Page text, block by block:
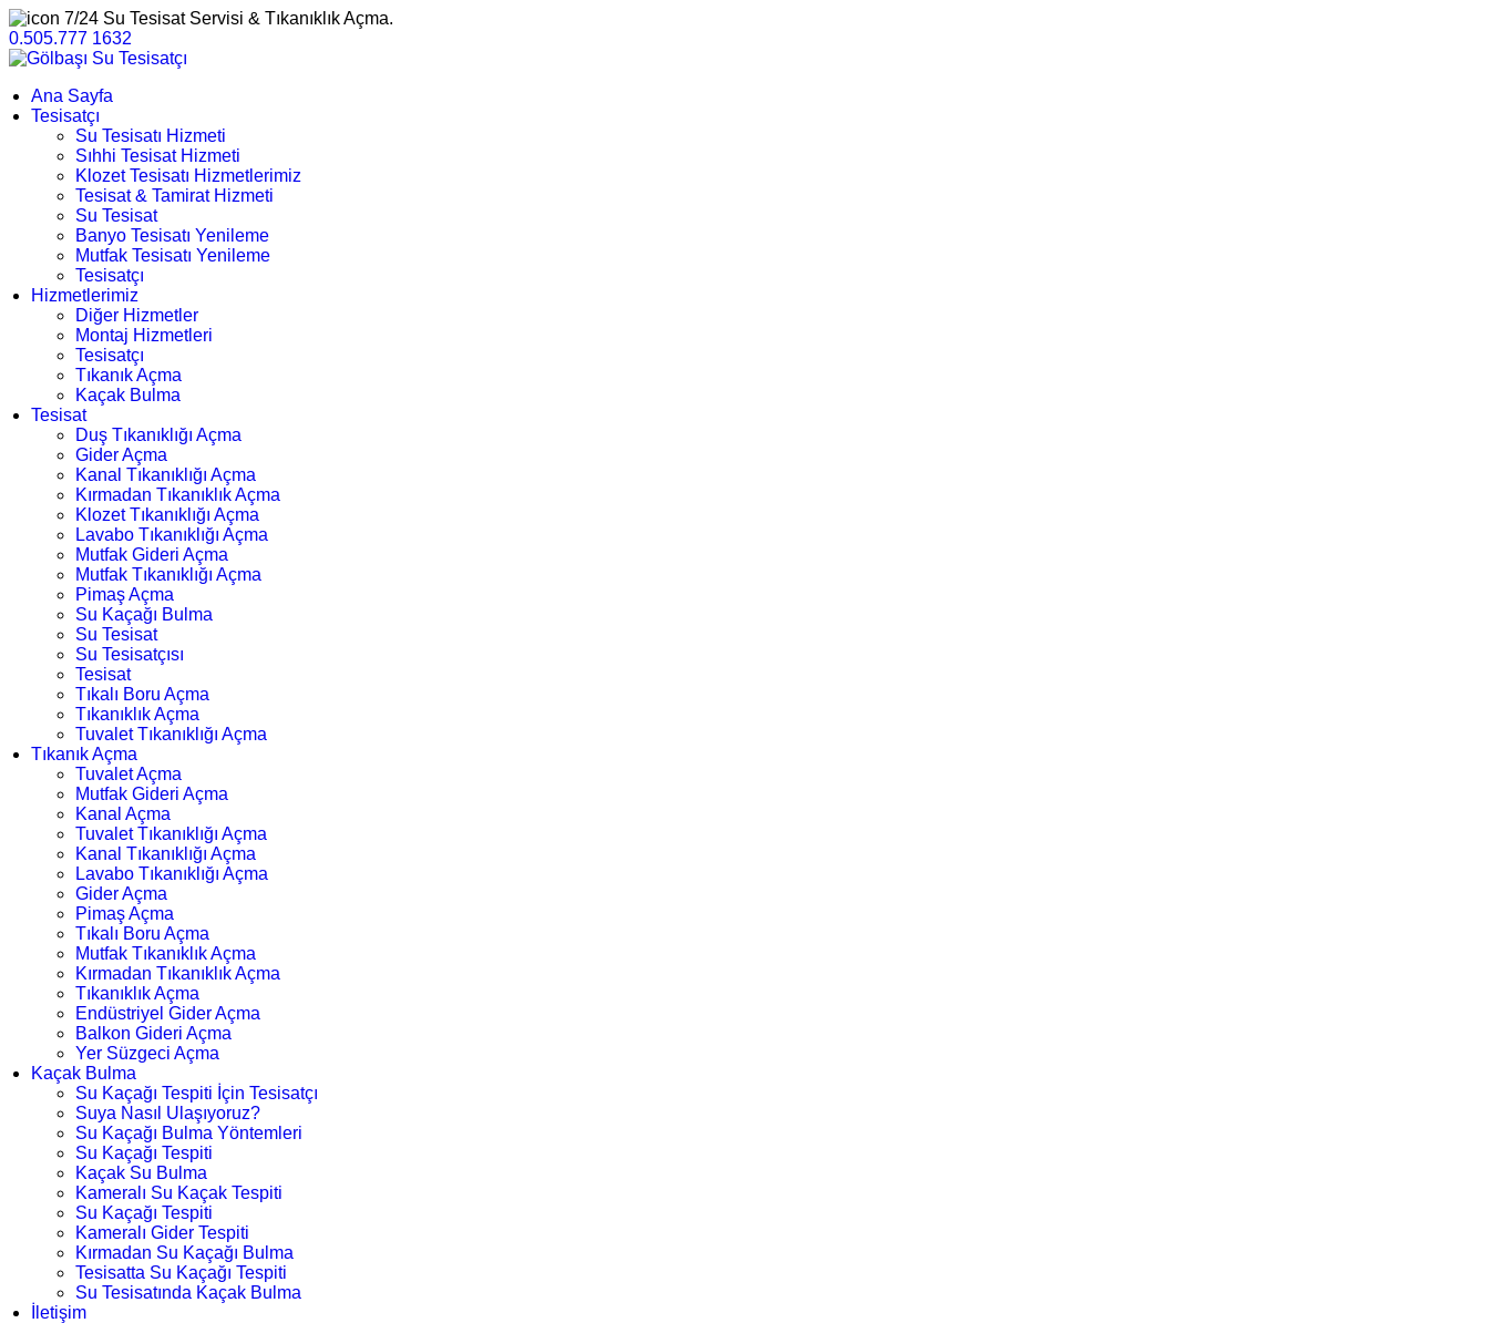
7/24 Su Tesisat Servisi & Tıkanıklık Açma.
0.505.777 1632
Ana Sayfa
Tesisatçı
Su Tesisatı Hizmeti
Sıhhi Tesisat Hizmeti
Klozet Tesisatı Hizmetlerimiz
Tesisat & Tamirat Hizmeti
Su Tesisat
Banyo Tesisatı Yenileme
Mutfak Tesisatı Yenileme
Tesisatçı
Hizmetlerimiz
Diğer Hizmetler
Montaj Hizmetleri
Tesisatçı
Tıkanık Açma
Kaçak Bulma
Tesisat
Duş Tıkanıklığı Açma
Gider Açma
Kanal Tıkanıklığı Açma
Kırmadan Tıkanıklık Açma
Klozet Tıkanıklığı Açma
Lavabo Tıkanıklığı Açma
Mutfak Gideri Açma
Mutfak Tıkanıklığı Açma
Pimaş Açma
Su Kaçağı Bulma
Su Tesisat
Su Tesisatçısı
Tesisat
Tıkalı Boru Açma
Tıkanıklık Açma
Tuvalet Tıkanıklığı Açma
Tıkanık Açma
Tuvalet Açma
Mutfak Gideri Açma
Kanal Açma
Tuvalet Tıkanıklığı Açma
Kanal Tıkanıklığı Açma
Lavabo Tıkanıklığı Açma
Gider Açma
Pimaş Açma
Tıkalı Boru Açma
Mutfak Tıkanıklık Açma
Kırmadan Tıkanıklık Açma
Tıkanıklık Açma
Endüstriyel Gider Açma
Balkon Gideri Açma
Yer Süzgeci Açma
Kaçak Bulma
Su Kaçağı Tespiti İçin Tesisatçı
Suya Nasıl Ulaşıyoruz?
Su Kaçağı Bulma Yöntemleri
Su Kaçağı Tespiti
Kaçak Su Bulma
Kameralı Su Kaçak Tespiti
Su Kaçağı Tespiti
Kameralı Gider Tespiti
Kırmadan Su Kaçağı Bulma
Tesisatta Su Kaçağı Tespiti
Su Tesisatında Kaçak Bulma
İletişim